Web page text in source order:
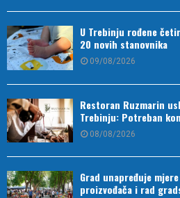
U Trebinju rođene
20 novih stanovnika
09/08/2026
Restoran Ruzmarin
Trebinju: Potreban
08/08/2026
Grad unapređuje
proizvođača i rad